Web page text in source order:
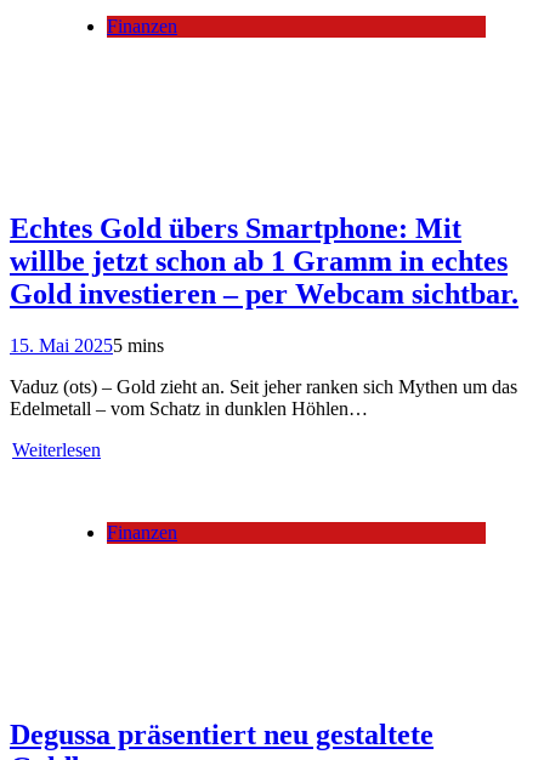
Finanzen
Echtes Gold übers Smartphone: Mit
willbe jetzt schon ab 1 Gramm in echtes
Gold investieren – per Webcam sichtbar.
15. Mai 20255 mins
Vaduz (ots) – Gold zieht an. Seit jeher ranken sich Mythen um das
Edelmetall – vom Schatz in dunklen Höhlen…
Weiterlesen
Finanzen
Degussa präsentiert neu gestaltete